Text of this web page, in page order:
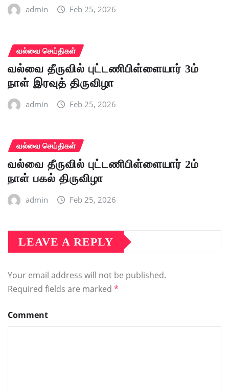
admin Feb 25, 2026
வல்வை செய்திகள்
வல்வை தீருவில் புட்டணிபிள்ளையார் 3ம்
நாள் இரவுத் திருவிழா
admin Feb 25, 2026
வல்வை செய்திகள்
வல்வை தீருவில் புட்டணிபிள்ளையார் 2ம்
நாள் பகல் திருவிழா
admin Feb 25, 2026
LEAVE A REPLY
Your email address will not be published.
Required fields are marked *
Comment